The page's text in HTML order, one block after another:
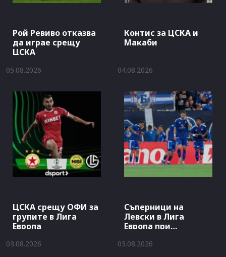
Рой Ревиво отказва
да играе срещу
ЦСКА
05.08.2026
Контис за ЦСКА и
Макаби
04.08.2026
ЦСКА срещу ОФИ за
групите в Лига
Европа
03.08.2026
Съперници на
Левски в Лига
Европа при
03.08.2026